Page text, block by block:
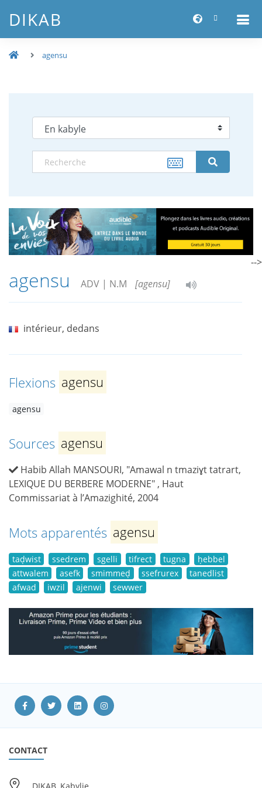
DIKAB
agensu
agensu ADV | N.M [agensu]
intérieur, dedans
Flexions agensu
agensu
Sources agensu
Habib Allah MANSOURI, "Amawal n tmaziɣt tatrart,
LEXIQUE DU BERBERE MODERNE" , Haut
Commissariat à l’Amazighité, 2004
Mots apparentés agensu
taḍwist ssedrem sgelli tifrect tugna
ḥebbel
attwalem
asefk smimmeḍ ssefrurex
tanedlist
afwad
iwzil ajenwi sewwer
-->
CONTACT
DIKAB, Kabylie